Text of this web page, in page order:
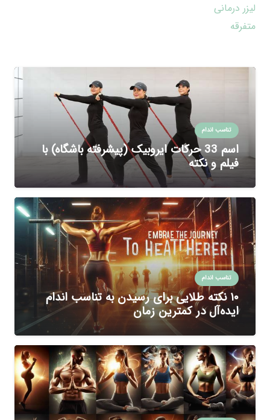
لیزر درمانی
متفرقه
تناسب اندام
اسم 33 حرکات ایروبیک (پیشرفته باشگاه) با
فیلم و نکته
تناسب اندام
۱۰ نکته طلایی برای رسیدن به تناسب اندام
ایده‌آل در کمترین زمان